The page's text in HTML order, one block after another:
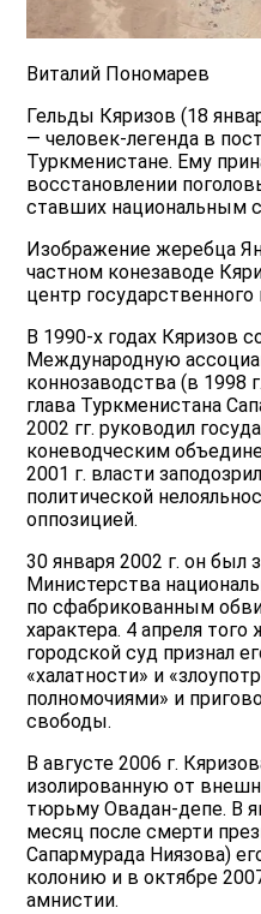
Виталий Пономарев
Гельды Кяризов (18
— человек-легенда в
Туркменистане. Ему
восстановлении
ставших национальным
Изображение жеребца
частном конезаводе
центр государственного
В 1990-х годах Кяризов
Международную
коннозаводства (в 1998
глава Туркменистана
2002 гг. руководил
коневодческим
2001 г. власти
политической
оппозицией.
30 января 2002 г. он был
Министерства
по сфабрикованным
характера. 4 апреля
городской суд признал
«халатности» и
полномочиями» и
свободы.
В августе 2006 г.
изолированную от
тюрьму Овадан-депе. В
месяц после смерти
Сапармурада Ниязова)
колонию и в октябре
амнистии.